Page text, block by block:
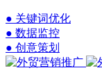
● 关键词优化
● 数据监控
● 创意策划